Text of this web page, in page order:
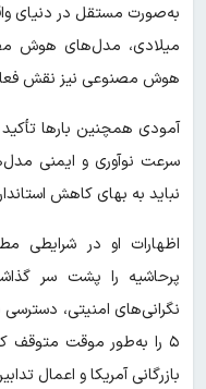
به‌صورت مستقل در دنیای
میلادی، مدل‌های هوش
هوش مصنوعی نیز نقش
آمودی همچنین بارها
سرعت نوآوری و ایمنی
نباید به بهای کاهش
اظهارات او در شرایطی
پرحاشیه را پشت سر
۵ را به‌طور موقت متوقف
بازرگانی آمریکا و اعمال